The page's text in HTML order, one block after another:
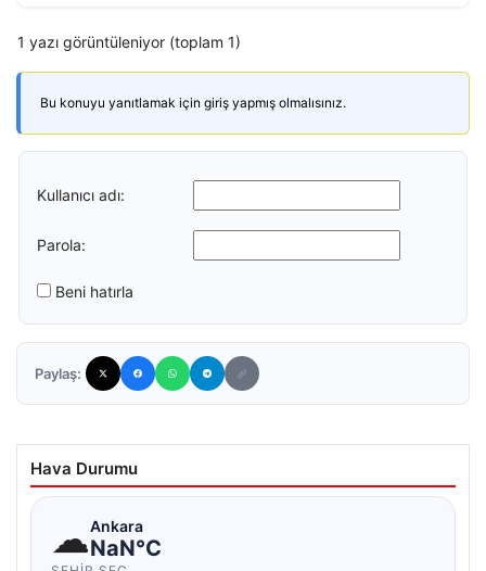
1 yazı görüntüleniyor (toplam 1)
Bu konuyu yanıtlamak için giriş yapmış olmalısınız.
Kullanıcı adı:
Parola:
Beni hatırla
Paylaş:
Hava Durumu
☁Ankara
NaN°C